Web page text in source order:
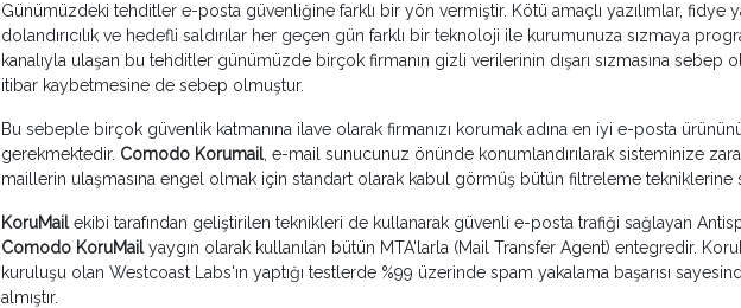
Günümüzdeki tehditler e-posta güvenliğine farklı bir yön vermiştir. Kötü amaçlı yazılımlar, fidye
dolandırıcılık ve hedefli saldırılar her geçen gün farklı bir teknoloji ile kurumunuza sızmaya
kanalıyla ulaşan bu tehditler günümüzde birçok firmanın gizli verilerinin dışarı sızmasına sebep
itibar kaybetmesine de sebep olmuştur.
Bu sebeple birçok güvenlik katmanına ilave olarak firmanızı korumak adına en iyi e-posta
gerekmektedir. Comodo Korumail, e-mail sunucunuz önünde konumlandırılarak sisteminize
maillerin ulaşmasına engel olmak için standart olarak kabul görmüş bütün filtreleme tekniklerine
KoruMailekibi tarafından geliştirilen teknikleri de kullanarak güvenli e-posta trafiği sağlayan
Comodo KoruMailyaygın olarak kullanılan bütün MTA'larla (Mail Transfer Agent) entegredir.
kuruluşu olan Westcoast Labs'ın yaptığı testlerde %99 üzerinde spam yakalama başarısı
almıştır.